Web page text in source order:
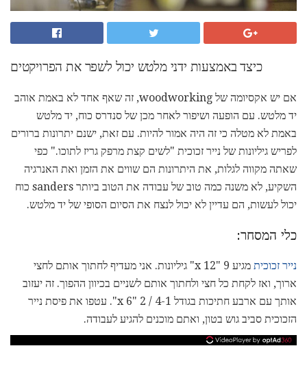
כיצד באמצעות ידני מלטש יכול לשפר את הפרויקטים
אם יש אקסיומה של woodworking, זה שאף אחד לא באמת אוהב
יד מלטש. עם הופעה ושיפור לאחר מכן של סנדרס כוח, יד מלטש
באמת לא מטלה כי זה היה אמור להיות. עם זאת, ישנם יתרונות ברורים
לפריש גיליונות של נייר זכוכית "לשים קצת מרפק גריז לתוכו." כפי
שאתה מקווה לגלות, את היתרונות הם שווים את הזמן ואת האנרגיה
השקיע, לא משנה כמה טוב של עבודה את הטוב ביותר sanders כוח
יכול לעשות, הם עדיין לא יכול לנצח את הסיום הסופי של יד מלטש.
כלי המסחר:
נייר זכוכית
מגיע 9 "x 12" גיליונות. אני מעדיף לחתוך אותם לחצי
ארוך, ואז לקחת כל חצי ולחתוך אותם לשניים בכיוון ההפוך. זה יעזוב
אותך עם ארבע חתיכות בגודל 4-1 / 2 "x 6". עטפו את פיסת נייר
הזכוכית סביב גוש בטון, ואתם מוכנים להגיע לעבודה.